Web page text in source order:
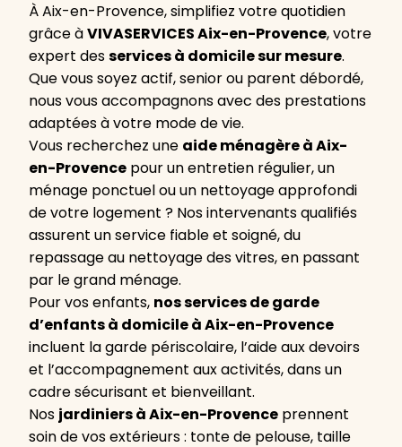
À Aix-en-Provence, simplifiez votre quotidien
grâce àVIVASERVICES Aix-en-Provence, votre
expert desservices à domicile sur mesure.
Que vous soyez actif, senior ou parent débordé,
nous vous accompagnons avec des prestations
adaptées à votre mode de vie.
Vous recherchez une aide ménagère à Aix-
en-Provence pour un entretien régulier, un
ménage ponctuel ou un nettoyage approfondi
de votre logement ? Nos intervenants qualifiés
assurent un service fiable et soigné, du
repassage au nettoyage des vitres, en passant
par le grand ménage.
Pour vos enfants, nos services de garde
d’enfants à domicile à Aix-en-Provence
incluent la garde périscolaire, l’aide aux devoirs
et l’accompagnement aux activités, dans un
cadre sécurisant et bienveillant.
Nos jardiniers à Aix-en-Provence prennent
soin de vos extérieurs : tonte de pelouse, taille